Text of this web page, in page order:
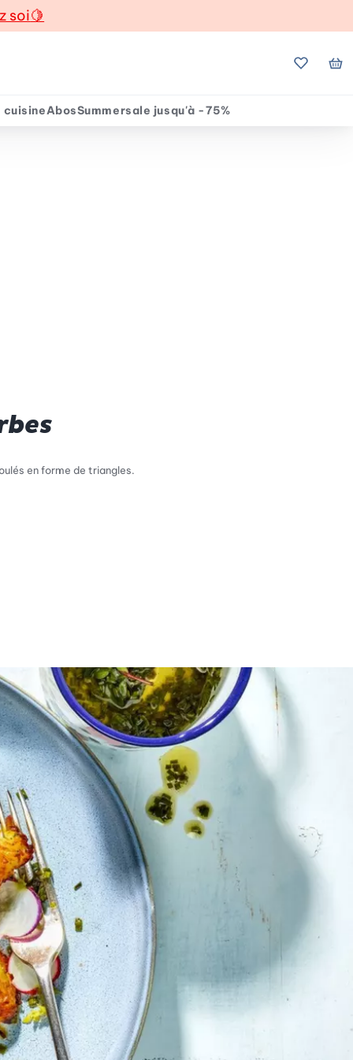
soi🍋
Mes
cuisineAbosSummersale jusqu'à -75%
en forme de triangles.